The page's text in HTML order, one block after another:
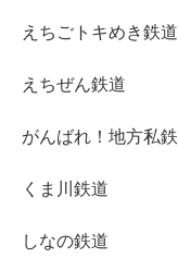
えちごトキめき鉄道
えちぜん鉄道
がんばれ！地方私鉄
くま川鉄道
しなの鉄道